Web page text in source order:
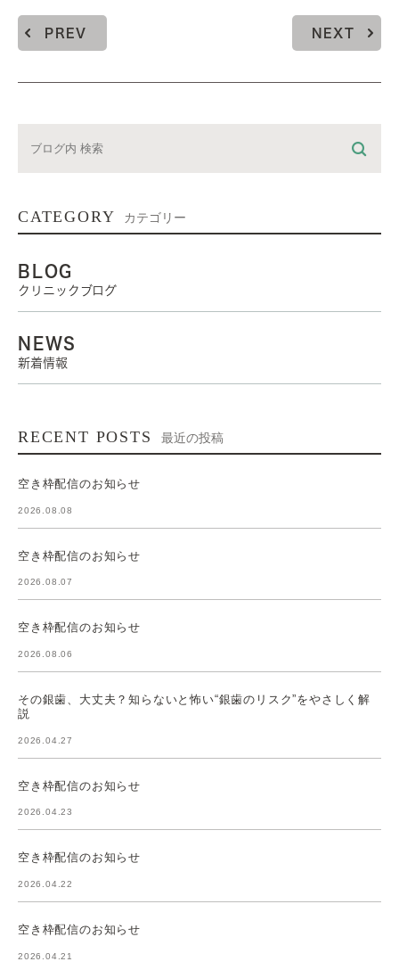
PREV NEXT
CATEGORY カテゴリー
BLOG
クリニックブログ
NEWS
新着情報
RECENT POSTS 最近の投稿
空き枠配信のお知らせ
2026.08.08
空き枠配信のお知らせ
2026.08.07
空き枠配信のお知らせ
2026.08.06
その銀歯、大丈夫？知らないと怖い“銀歯のリスク”をやさしく解
説
2026.04.27
空き枠配信のお知らせ
2026.04.23
空き枠配信のお知らせ
2026.04.22
空き枠配信のお知らせ
2026.04.21